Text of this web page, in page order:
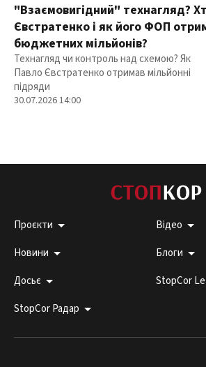
"Взаємовигідний" технагляд?
Євстратенко і як його ФОП
бюджетних мільйонів?
Технагляд чи контроль над схемою? Як
Павло Євстратенко отримав мільйонні
підряди
30.07.2026 14:00
Проєкти
Відео
Новини
Блоги
Досьє
StopCor
StopCor Радар